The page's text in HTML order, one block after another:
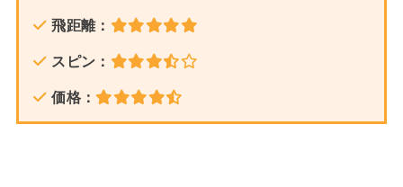
飛距離：
スピン：
価格：